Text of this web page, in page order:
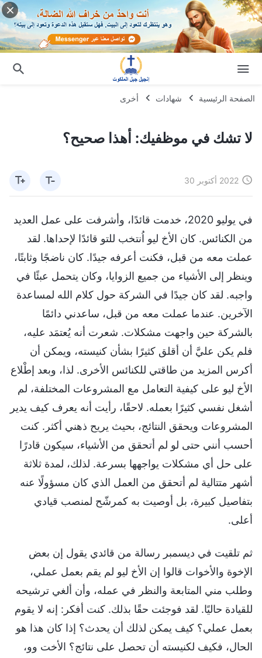
الصفحة الرئيسية شهادات أخرى
لا تشك في موظفيك: أهذا صحيح؟
2022 أكتوبر 30
في يوليو 2020، خدمت قائدًا، وأشرفت على عمل العديد
من الكنائس. كان الأخ ليو اُنتخب للتو قائدًا لإحداها. لقد
عملت معه من قبل، فكنت أعرفه جيدًا. كان ناضجًا وثابتًا،
وينظر إلى الأشياء من جميع الزوايا، وكان يتحمل عبئًا في
واجبه. لقد كان جيدًا في الشركة حول كلام الله لمساعدة
الآخرين. عندما عملت معه من قبل، ساعدني دائمًا
بالشركة حين واجهت مشكلات. شعرت أنه يُعتمَد عليه،
فلم يكن عليَّ أن أقلق كثيرًا بشأن كنيسته، ويمكن أن
أكرس المزيد من طاقتي للكنائس الأخرى. لذا، وبعد إطْلاع
الأخ ليو على كيفية التعامل مع المشروعات المختلفة، لم
أشغل نفسي كثيرًا بعمله. لاحقًا، رأيت أنه يعرف كيف يدير
المشروعات ويحقق النتائج، بحيث يريح ذهني أكثر. كنت
أحسب أنني حتى لو لم أتحقق من الأشياء، سيكون قادرًا
على حل أي مشكلات يواجهها بسرعة. لذلك، لمدة ثلاثة
أشهر متتالية لم أتحقق من العمل الذي كان مسؤولًا عنه
بتفاصيل كبيرة، بل أوصيت به كمرشّح لمنصب قيادي
أعلى.
ثم تلقيت في ديسمبر رسالة من قائدي يقول إن بعض
الإخوة والأخوات قالوا إن الأخ ليو لم يقم بعمل عملي،
وطلب مني المتابعة والنظر في عمله، وأن ألغي ترشيحه
للقيادة حاليًا. لقد فوجئت حقًا بذلك. كنت أفكر: إنه لا يقوم
بعمل عملي؟ كيف يمكن لذلك أن يحدث؟ إذا كان هذا هو
الحال، فكيف لكنيسته أن تحصل على نتائج؟ الأخت وو،